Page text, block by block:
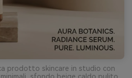
prodotto skincare in studio con
sfondo beige caldo pulito,